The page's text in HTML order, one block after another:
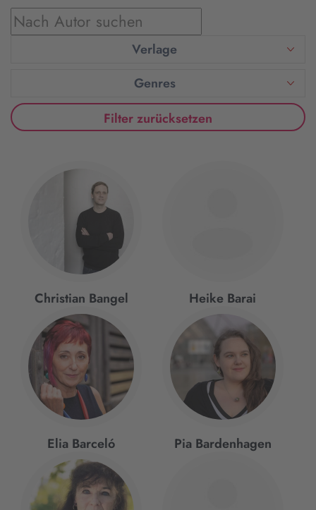
Verlage
Genres
Filter zurücksetzen
Christian Bangel Heike Barai
Elia Barceló Pia Bardenhagen